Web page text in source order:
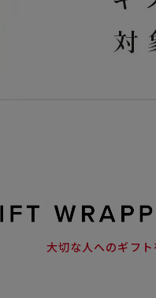
大切な人へのギフト